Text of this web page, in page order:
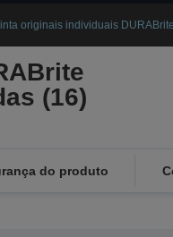
originais individuais
(16)
do produto